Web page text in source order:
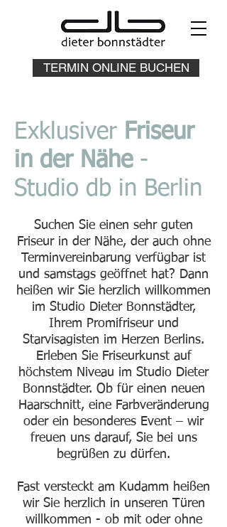
TERMIN ONLINE BUCHEN
Exklusiver Friseur
in der Nähe-
Studio db in Berlin
Suchen Sie einen sehr guten
Friseur in der Nähe, der auch ohne
Terminvereinbarung verfügbar ist
und samstags geöffnet hat? Dann
heißen wir Sie herzlich willkommen
im Studio Dieter Bonnstädter,
Ihrem Promifriseur und
Starvisagisten im Herzen Berlins.​
Erleben Sie Friseurkunst auf
höchstem Niveau im Studio Dieter
Bonnstädter. Ob für einen neuen
Haarschnitt, eine Farbveränderung
oder ein besonderes Event – wir
freuen uns darauf, Sie bei uns
begrüßen zu dürfen.
Fast versteckt am Kudamm heißen
wir Sie herzlich in unseren Türen
willkommen - ob mit oder ohne